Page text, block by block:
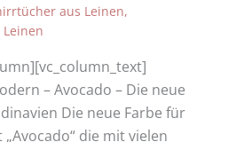
aus Leinen,
– Avocado – Die neue
Die neue Farbe für
„Avocado“ die mit vielen